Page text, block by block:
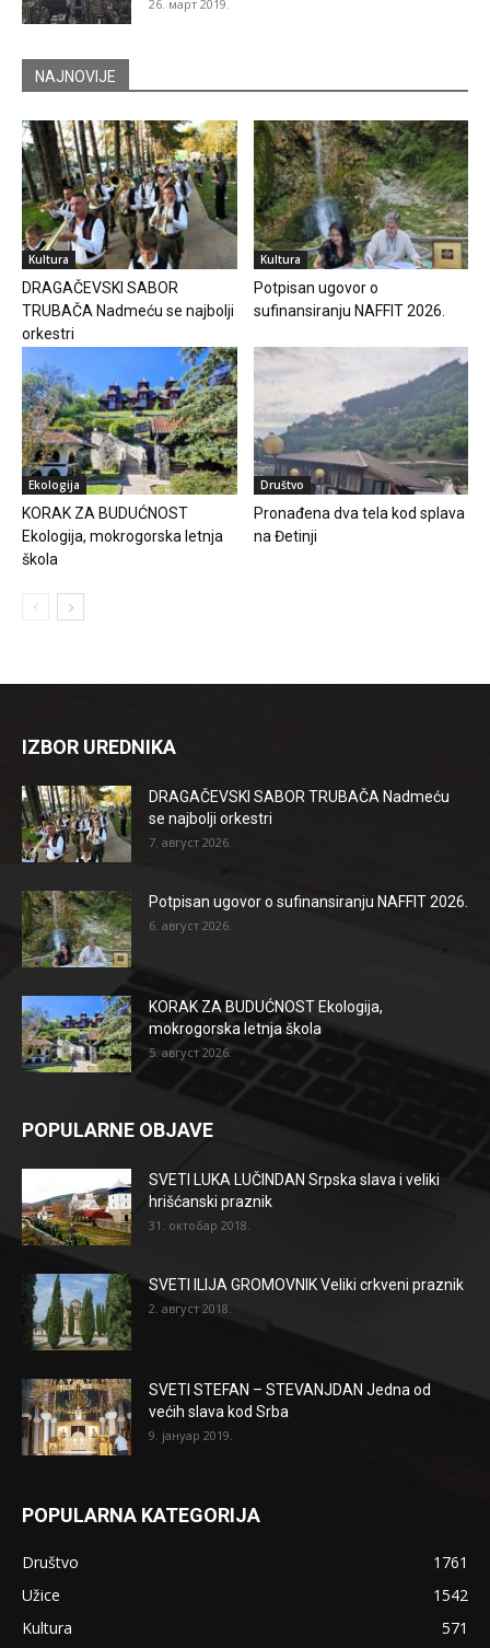
26. март 2019.
NAJNOVIJE
Kultura
DRAGAČEVSKI SABOR
TRUBAČA Nadmeću se najbolji
orkestri
Kultura
Potpisan ugovor o
sufinansiranju NAFFIT 2026.
Ekologija
KORAK ZA BUDUĆNOST
Ekologija, mokrogorska letnja
škola
Društvo
Pronađena dva tela kod splava
na Đetinji
IZBOR UREDNIKA
DRAGAČEVSKI SABOR TRUBAČA Nadmeću
se najbolji orkestri
7. август 2026.
Potpisan ugovor o sufinansiranju NAFFIT 2026.
6. август 2026.
KORAK ZA BUDUĆNOST Ekologija,
mokrogorska letnja škola
5. август 2026.
POPULARNE OBJAVE
SVETI LUKA LUČINDAN Srpska slava i veliki
hrišćanski praznik
31. октобар 2018.
SVETI ILIJA GROMOVNIK Veliki crkveni praznik
2. август 2018.
SVETI STEFAN – STEVANJDAN Jedna od
većih slava kod Srba
9. јануар 2019.
POPULARNA KATEGORIJA
Društvo
1761
Užice
1542
Kultura
571